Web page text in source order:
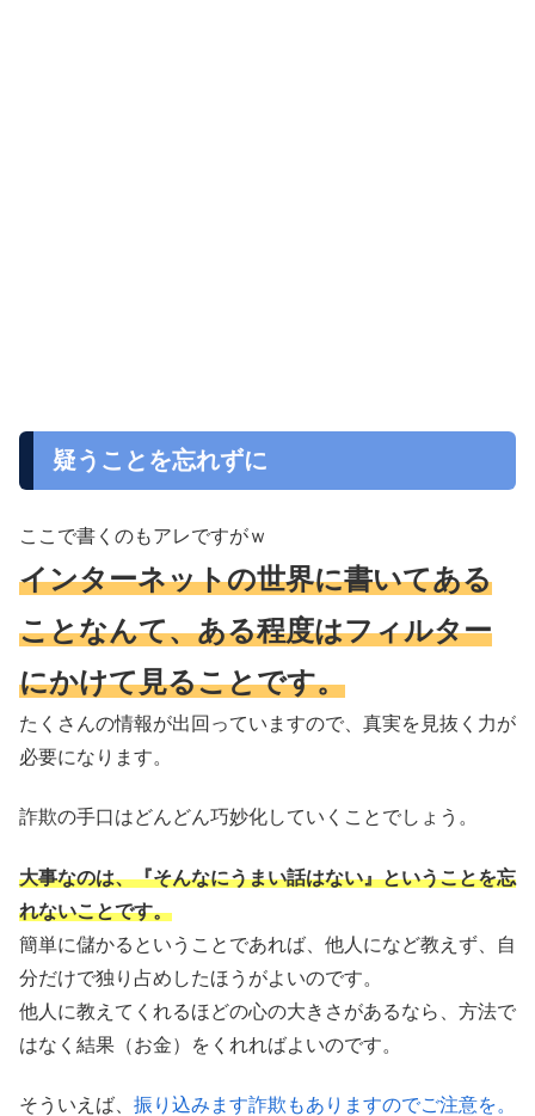
疑うことを忘れずに
ここで書くのもアレですがｗ
インターネットの世界に書いてある
ことなんて、ある程度はフィルター
にかけて見ることです。
たくさんの情報が出回っていますので、真実を見抜く力が
必要になります。
詐欺の手口はどんどん巧妙化していくことでしょう。
大事なのは、『そんなにうまい話はない』ということを忘
れないことです。
簡単に儲かるということであれば、他人になど教えず、自
分だけで独り占めしたほうがよいのです。
他人に教えてくれるほどの心の大きさがあるなら、方法で
はなく結果（お金）をくれればよいのです。
そういえば、 振り込みます詐欺もありますのでご注意を。